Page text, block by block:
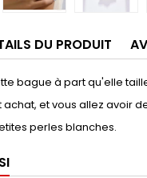
DU PRODUIT
bague à part qu'elle
et vous allez avoir
perles blanches.